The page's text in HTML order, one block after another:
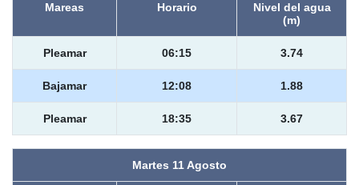
Mareas Horario
Nivel del agua
(m)
Pleamar 06:15 3.74
Bajamar 12:08 1.88
Pleamar 18:35 3.67
Martes 11 Agosto